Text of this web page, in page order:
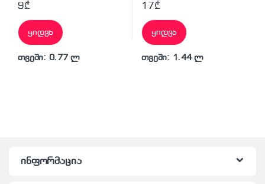
9₾
ყიდვა
თვეში: 0.77 ლ
17₾
ყიდვა
თვეში: 1.44 ლ
ინფორმაცია